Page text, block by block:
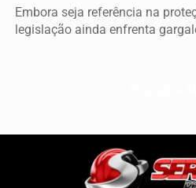
Embora seja referência na
legislação ainda enfrenta